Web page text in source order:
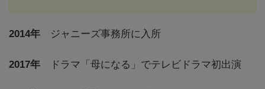
2014年 ジャニーズ事務所に入所
2017年 ドラマ「母になる」でテレビドラマ初出演